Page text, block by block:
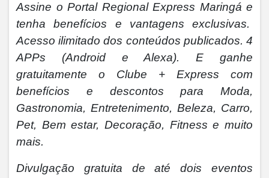
Assine o Portal Regional Express Maringá e
tenha benefícios e vantagens exclusivas.
Acesso ilimitado dos conteúdos publicados. 4
APPs (Android e Alexa). E ganhe
gratuitamente o Clube + Express com
benefícios e descontos para Moda,
Gastronomia, Entretenimento, Beleza, Carro,
Pet, Bem estar, Decoração, Fitness e muito
mais.
Divulgação gratuita de até dois eventos